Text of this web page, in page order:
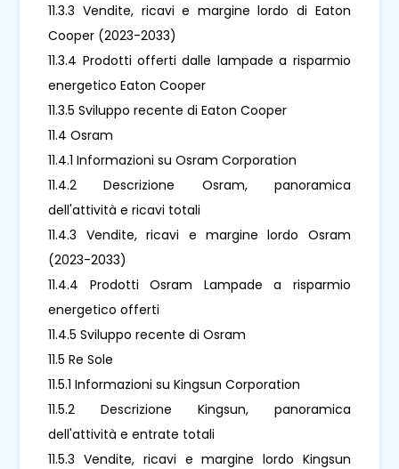
11.3.3 Vendite, ricavi e margine lordo di Eaton
Cooper (2023-2033)
11.3.4 Prodotti offerti dalle lampade a risparmio
energetico Eaton Cooper
11.3.5 Sviluppo recente di Eaton Cooper
11.4 Osram
11.4.1 Informazioni su Osram Corporation
11.4.2 Descrizione Osram, panoramica
dell'attività e ricavi totali
11.4.3 Vendite, ricavi e margine lordo Osram
(2023-2033)
11.4.4 Prodotti Osram Lampade a risparmio
energetico offerti
11.4.5 Sviluppo recente di Osram
11.5 Re Sole
11.5.1 Informazioni su Kingsun Corporation
11.5.2 Descrizione Kingsun, panoramica
dell'attività e entrate totali
11.5.3 Vendite, ricavi e margine lordo Kingsun